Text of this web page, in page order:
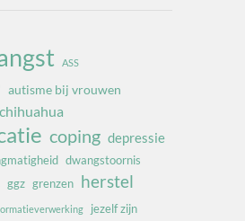
ASS
autisme bij vrouwen
chihuahua
coping depressie
dwangstoornis
ggz grenzen herstel
jezelf zijn